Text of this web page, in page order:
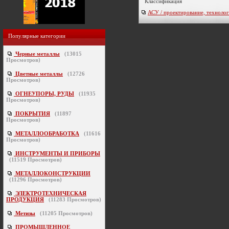
Популярные категории
Черные металлы (13015
Просмотров)
Цветные металлы (12726
Просмотров)
ОГНЕУПОРЫ, РУДЫ (11935
Просмотров)
ПОКРЫТИЯ (11897
Просмотров)
МЕТАЛЛООБРАБОТКА (11616
Просмотров)
ИНСТРУМЕНТЫ И ПРИБОРЫ
(11519 Просмотров)
МЕТАЛЛОКОНСТРУКЦИИ
(11296 Просмотров)
ЭЛЕКТРОТЕХНИЧЕСКАЯ
ПРОДУКЦИЯ
(11283 Просмотров)
Метизы (11205 Просмотров)
ПРОМЫШЛЕННОЕ
АСУ / проектирование,